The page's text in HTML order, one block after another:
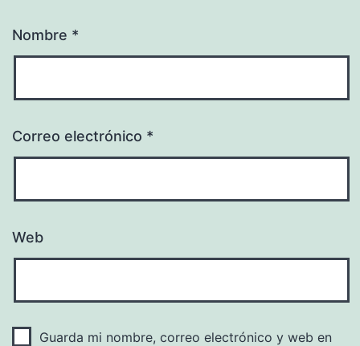
Nombre *
Correo electrónico *
Web
Guarda mi nombre, correo electrónico y web en